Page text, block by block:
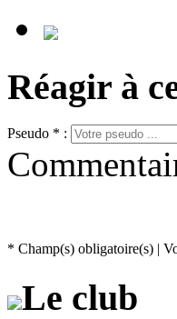
Réagir à
Pseudo * :
* Champ(s) obligatoire(s) |
Le club